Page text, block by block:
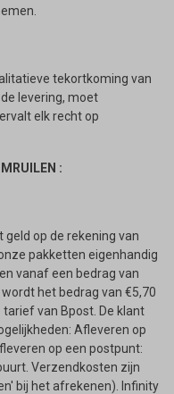
tekortkoming van
levering, moet
elk recht op
:
geld op de rekening van
pakketten eigenhandig
vanaf een bedrag van
het bedrag van €5,70
van Bpost. De klant
Afleveren op
op een postpunt:
Verzendkosten zijn
bij het afrekenen). Infinity